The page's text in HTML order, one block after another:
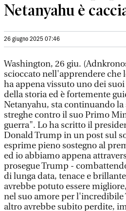
Netanyahu è
26 giugno 2025 07:46
Washington, 26 giu.
scioccato nell'apprendere che
ha appena vissuto uno dei
della storia ed è fortemente
Netanyahu, sta continuando
streghe contro il suo Primo
guerra". Lo ha scritto il
Donald Trump in un post sul
esprime pieno sostegno al
ed io abbiamo appena
prosegue Trump -
di lunga data, tenace e
avrebbe potuto essere
nel suo amore per l'incredibile
altro avrebbe subito perdite,